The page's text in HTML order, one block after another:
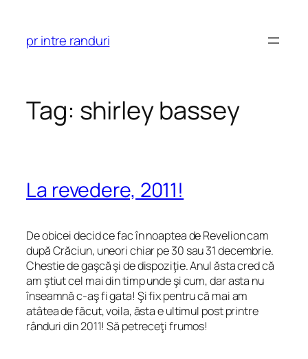
content
pr intre randuri
Tag: shirley bassey
La revedere, 2011!
De obicei decid ce fac în noaptea de Revelion cam
după Crăciun, uneori chiar pe 30 sau 31 decembrie.
Chestie de gaşcă şi de dispoziţie. Anul ăsta cred că
am ştiut cel mai din timp unde şi cum, dar asta nu
înseamnă c-aş fi gata! Şi fix pentru că mai am
atâtea de făcut, voila, ăsta e ultimul post printre
rânduri din 2011! Să petreceţi frumos!